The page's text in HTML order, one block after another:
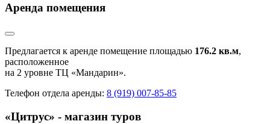
Аренда помещения
Предлагается к аренде помещение площадью 176.2 кв.м,
расположенное
на 2 уровне ТЦ «Мандарин».
Телефон отдела аренды: 8 (919) 007-85-85
«Цитрус» - магазин туров